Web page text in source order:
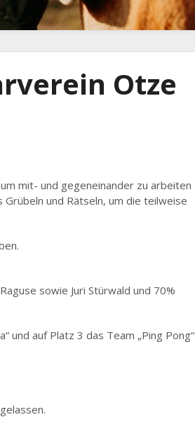
Otze
mit- und gegeneinander zu arbeiten
Grübeln und Rätseln, um die teilweise
sowie Juri Stürwald und 70%
und auf Platz 3 das Team „Ping Pong“